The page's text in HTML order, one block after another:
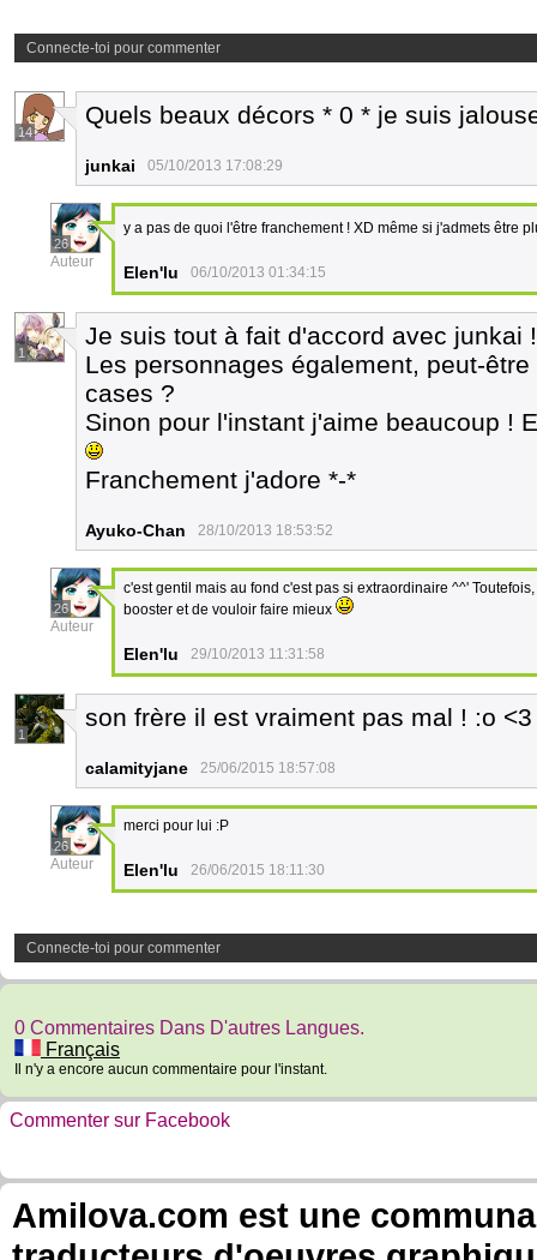
Connecte-toi pour commenter
14
Quels beaux décors * 0 * je suis
junkai 05/10/2013 17:08:29
26
Auteur
y a pas de quoi l'être franchement ! XD même si j'admets être
Elen'lu 06/10/2013 01:34:15
1
Je suis tout à fait d'accord avec junkai
Les personnages également, peut-
cases ?
Sinon pour l'instant j'aime beaucoup !
Franchement j'adore *-*
Ayuko-Chan 28/10/2013 18:53:52
26
Auteur
c'est gentil mais au fond c'est pas si extraordinaire ^^'
booster et de vouloir faire mieux
Elen'lu 29/10/2013 11:31:58
1
son frère il est vraiment pas mal ! :o <3
calamityjane 25/06/2015 18:57:08
26
Auteur
merci pour lui :P
Elen'lu 26/06/2015 18:11:30
Connecte-toi pour commenter
0 Commentaires Dans D'autres Langues.
Français
Il n'y a encore aucun commentaire pour l'instant.
Commenter sur Facebook
Amilova.com est une